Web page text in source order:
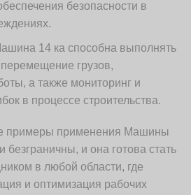
безопасности в
14 ка способна выполнять
перемещение грузов,
а также мониторинг и
в процессе строительства.
примеры применения Машины
безграничны, и она готова стать
в любой области, где
и оптимизация рабочих